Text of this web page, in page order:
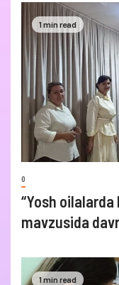
1 min read
0
“Yosh
mavzusida
1 min read